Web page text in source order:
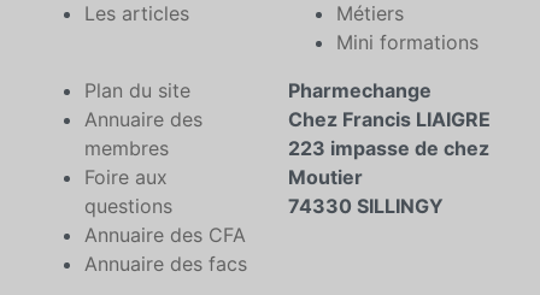
Les articles
Métiers
Mini formations
Plan du site
Annuaire des
membres
Foire aux
questions
Annuaire des CFA
Annuaire des facs
Pharmechange
Chez Francis LIAIGRE
223 impasse de chez
Moutier
74330 SILLINGY